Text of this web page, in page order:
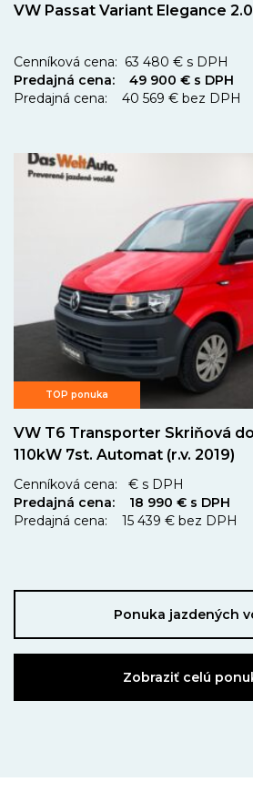
VW Passat Variant Elegance
Cenníková cena: 63 480 € s DPH
Predajná cena: 49 900 € s DPH
Predajná cena: 40 569 € bez DPH
TOP ponuka
VW T6 Transporter Skriňová
110kW 7st. Automat (r.v. 2019)
Cenníková cena: € s DPH
Predajná cena: 18 990 € s DPH
Predajná cena: 15 439 € bez DPH
Zobraziť celú
Ponuka jazdených